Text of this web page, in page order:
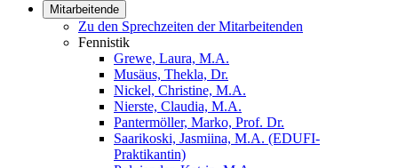
Mitarbeitende
Zu den Sprechzeiten der Mitarbeitenden
Fennistik
Grewe, Laura, M.A.
Musäus, Thekla, Dr.
Nickel, Christine, M.A.
Nierste, Claudia, M.A.
Pantermöller, Marko, Prof. Dr.
Saarikoski, Jasmiina, M.A. (EDUFI-
Praktikantin)